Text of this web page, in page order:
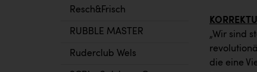
Resch&Frisch
RUBBLE MASTER
Ruderclub Wels
„Wir sind
die eine